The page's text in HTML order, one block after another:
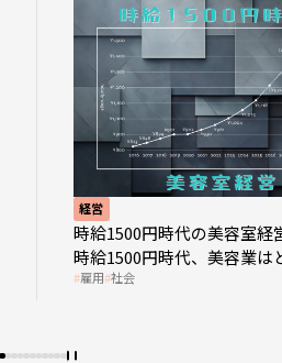
経営
時給1500円時代の美容室
時給1500円時代、美容業は
影響を受けるのか？
雇用 社会